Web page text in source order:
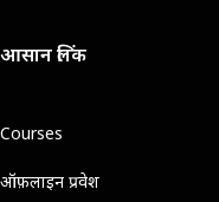
आसान लिंक
Courses
ऑफ़लाइन प्रवेश